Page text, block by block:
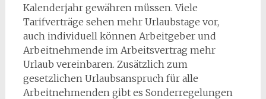
Kalenderjahr gewähren müssen. Viele
Tarifverträge sehen mehr Urlaubstage vor,
auch individuell können Arbeitgeber und
Arbeitnehmende im Arbeitsvertrag mehr
Urlaub vereinbaren. Zusätzlich zum
gesetzlichen Urlaubsanspruch für alle
Arbeitnehmenden gibt es Sonderregelungen